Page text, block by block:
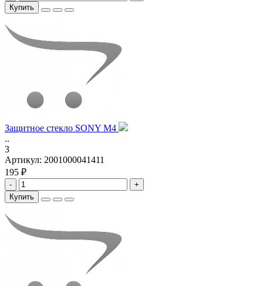
Купить
Защитное стекло SONY M4
..
3
Артикул: 2001000041411
195 ₽
-
+
Купить